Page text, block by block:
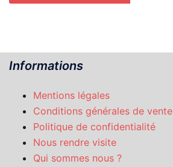
Informations
Mentions légales
Conditions générales de vente
Politique de confidentialité
Nous rendre visite
Qui sommes nous ?